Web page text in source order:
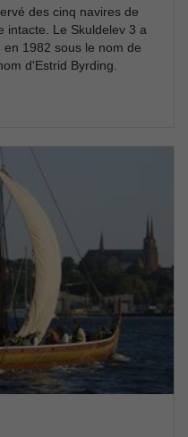
des cinq navires de
intacte. Le Skuldelev 3 a
1982 sous le nom de
d'Estrid Byrding.